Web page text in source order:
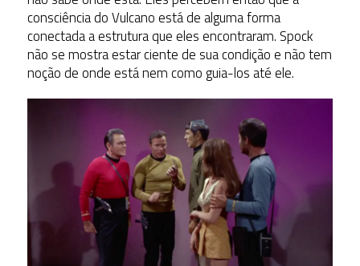
consciência do Vulcano está de alguma forma
conectada a estrutura que eles encontraram. Spock
não se mostra estar ciente de sua condição e não tem
noção de onde está nem como guia-los até ele.